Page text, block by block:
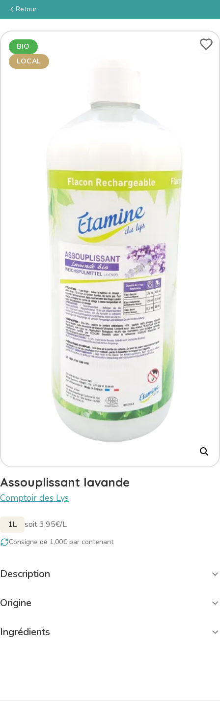
Retour
BIO
LOCAL
Assouplissant lavande
Comptoir des Lys
1L soit 3,95€/L
Consigne de 1,00€ par contenant
Description
Origine
Ingrédients